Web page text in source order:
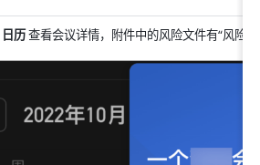
日历 查看会议详情，附件中的风险文件有“风险